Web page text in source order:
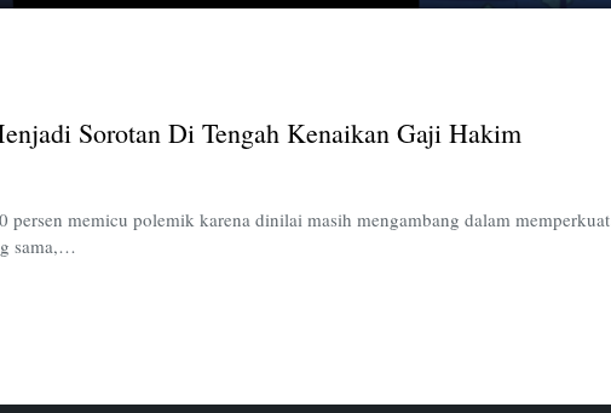
Tengah
Hakim
Sorotan Di Tengah Kenaikan Gaji Hakim
memicu polemik karena dinilai masih mengambang dalam memperkuat
sama,…